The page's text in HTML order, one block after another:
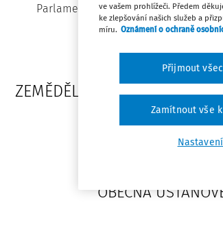
Parlament se usnesl na tomto zákoně
ČÁST PRVNÍ
ZEMĚDĚLSKÉ SKLADNÍ LISTY
VEŘEJNÉ
OBECNÁ
ve vašem prohlížeči. Předem
ke zlepšování našich služeb a
míru. Oznámení o ochraně
Zamítnout vše
Přijmout